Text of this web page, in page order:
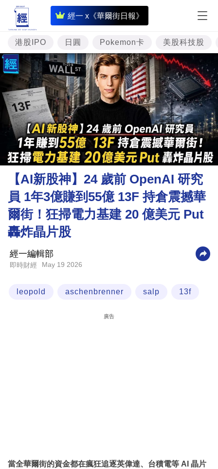
經一 x《華爾街日報》
即
時
財
經
專
題
投
資
樓
市
理
財
商
業
科
職
生
港股IPO 日圓 Pokemon卡 美股科技股
【AI新股神】24 歲前 OpenAI 研究
員 1年3億賺到55億 13F 持倉震撼華
爾街！狂掃電力基建 20 億美元 Put
轟炸晶片股
經一編輯部
即時財經 May 19 2026
leopold aschenbrenner salp 13f
廣告
當全華爾街的資金都在瘋狂追逐英偉達、台積電等 AI 晶片